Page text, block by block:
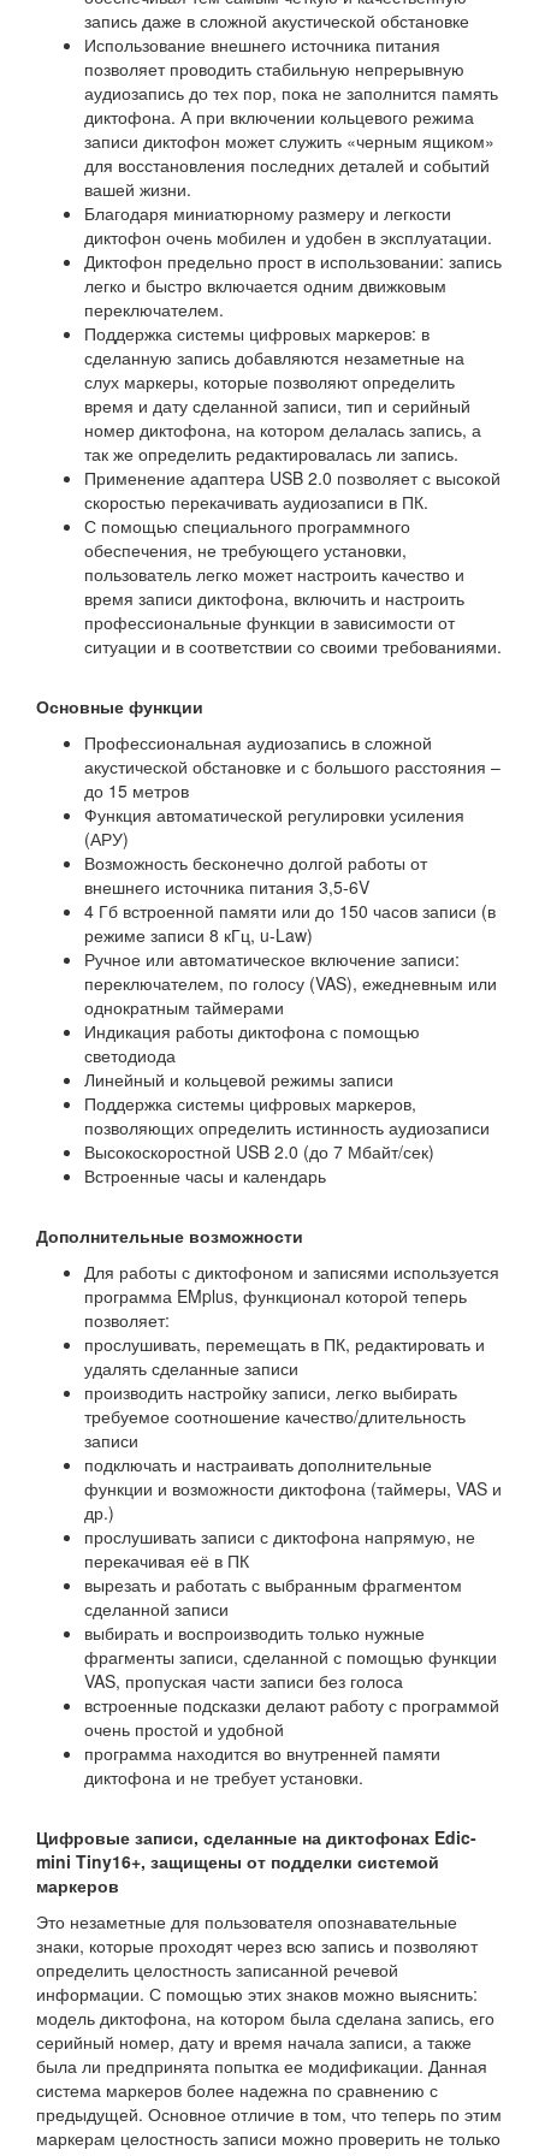
запись даже в сложной акустической обстановке
Использование внешнего источника питания
позволяет проводить стабильную непрерывную
аудиозапись до тех пор, пока не заполнится память
диктофона. А при включении кольцевого режима
записи диктофон может служить «черным ящиком»
для восстановления последних деталей и событий
вашей жизни.
Благодаря миниатюрному размеру и легкости
диктофон очень мобилен и удобен в эксплуатации.
Диктофон предельно прост в использовании: запись
легко и быстро включается одним движковым
переключателем.
Поддержка системы цифровых маркеров: в
сделанную запись добавляются незаметные на
слух маркеры, которые позволяют определить
время и дату сделанной записи, тип и серийный
номер диктофона, на котором делалась запись, а
так же определить редактировалась ли запись.
Применение адаптера USB 2.0 позволяет с высокой
скоростью перекачивать аудиозаписи в ПК.
С помощью специального программного
обеспечения, не требующего установки,
пользователь легко может настроить качество и
время записи диктофона, включить и настроить
профессиональные функции в зависимости от
ситуации и в соответствии со своими требованиями.
Основные функции
Профессиональная аудиозапись в сложной
акустической обстановке и с большого расстояния –
до 15 метров
Функция автоматической регулировки усиления
(АРУ)
Возможность бесконечно долгой работы от
внешнего источника питания 3,5-6V
4 Гб встроенной памяти или до 150 часов записи (в
режиме записи 8 кГц, u-Law)
Ручное или автоматическое включение записи:
переключателем, по голосу (VAS), ежедневным или
однократным таймерами
Индикация работы диктофона с помощью
светодиода
Линейный и кольцевой режимы записи
Поддержка системы цифровых маркеров,
позволяющих определить истинность аудиозаписи
Высокоскоростной USB 2.0 (до 7 Мбайт/сек)
Встроенные часы и календарь
Дополнительные возможности
Для работы с диктофоном и записями используется
программа EMplus, функционал которой теперь
позволяет:
прослушивать, перемещать в ПК, редактировать и
удалять сделанные записи
производить настройку записи, легко выбирать
требуемое соотношение качество/длительность
записи
подключать и настраивать дополнительные
функции и возможности диктофона (таймеры, VAS и
др.)
прослушивать записи с диктофона напрямую, не
перекачивая её в ПК
вырезать и работать с выбранным фрагментом
сделанной записи
выбирать и воспроизводить только нужные
фрагменты записи, сделанной с помощью функции
VAS, пропуская части записи без голоса
встроенные подсказки делают работу с программой
очень простой и удобной
программа находится во внутренней памяти
диктофона и не требует установки.
Цифровые записи, сделанные на диктофонах Edic-
mini Tiny16+, защищены от подделки системой
маркеров
Это незаметные для пользователя опознавательные
знаки, которые проходят через всю запись и позволяют
определить целостность записанной речевой
информации. С помощью этих знаков можно выяснить:
модель диктофона, на котором была сделана запись, его
серийный номер, дату и время начала записи, а также
была ли предпринята попытка ее модификации. Данная
система маркеров более надежна по сравнению с
предыдущей. Основное отличие в том, что теперь по этим
маркерам целостность записи можно проверить не только